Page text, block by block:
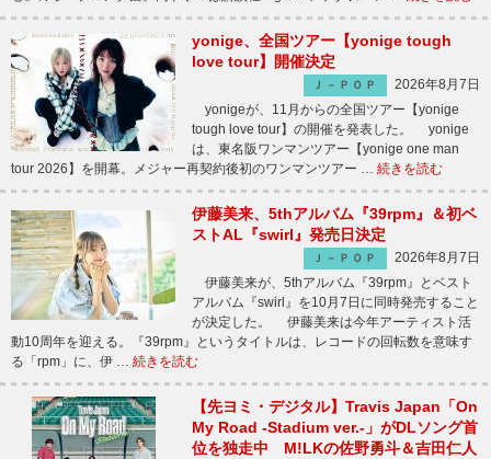
yonige、全国ツアー【yonige tough
love tour】開催決定
Ｊ－ＰＯＰ
2026年8月7日
yonigeが、11月からの全国ツアー【yonige
tough love tour】の開催を発表した。 yonige
は、東名阪ワンマンツアー【yonige one man
tour 2026】を開幕。メジャー再契約後初のワンマンツアー … 続きを読む
伊藤美来、5thアルバム『39rpm』＆初ベ
ストAL『swirl』発売日決定
Ｊ－ＰＯＰ
2026年8月7日
伊藤美来が、5thアルバム『39rpm』とベスト
アルバム『swirl』を10月7日に同時発売すること
が決定した。 伊藤美来は今年アーティスト活
動10周年を迎える。『39rpm』というタイトルは、レコードの回転数を意味す
る「rpm」に、伊 … 続きを読む
【先ヨミ・デジタル】Travis Japan「On
My Road -Stadium ver.-」がDLソング首
位を独走中 M!LKの佐野勇斗＆吉田仁人